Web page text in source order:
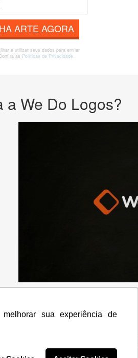
sua experiência de
ARTE AGORA
e utilizar seus dados para enviar
as Políticas de Privacidade.
a We Do Logos?
online para criar a
flyer, website e muito mais.